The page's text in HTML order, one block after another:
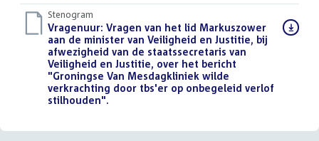
Stenogram
Download
bestand:
Vragenuur: Vragen van het lid Markuszower
aan de minister van Veiligheid en Justitie, bij
afwezigheid van de staatssecretaris van
Veiligheid en Justitie, over het bericht
"Groningse Van Mesdagkliniek wilde
verkrachting door tbs'er op onbegeleid verlof
stilhouden".